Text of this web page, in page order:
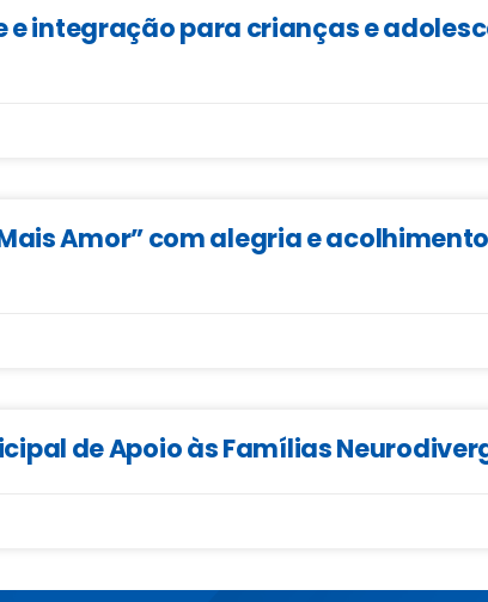
integração para crianças e
Amor” com alegria e
de Apoio às Famílias